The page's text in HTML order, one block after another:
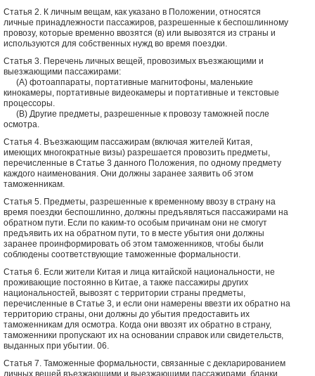
Статья 2. К личным вещам, как указано в Положении, относятся
личные принадлежности пассажиров, разрешенные к беспошлинному
провозу, которые временно ввозятся (в) или вывозятся из страны и
используются для собственных нужд во время поездки.
Статья 3. Перечень личных вещей, провозимых въезжающими и
выезжающими пассажирами:
(А) фотоаппараты, портативные магнитофоны, маленькие
кинокамеры, портативные видеокамеры и портативные и текстовые
процессоры.
(В) Другие предметы, разрешенные к провозу таможней после
осмотра.
Статья 4. Въезжающим пассажирам (включая жителей Китая,
имеющих многократные визы) разрешается провозить предметы,
перечисленные в Статье 3 данного Положения, по одному предмету
каждого наименования. Они должны заранее заявить об этом
таможенникам.
Статья 5. Предметы, разрешенные к временному ввозу в страну на
время поездки беспошлинно, должны предъявляться пассажирами на
обратном пути. Если по каким-то особым причинам они не смогут
предъявить их на обратном пути, то в месте убытия они должны
заранее проинформировать об этом таможенников, чтобы были
соблюдены соответствующие таможенные формальности.
Статья 6. Если жители Китая и лица китайской национальности, не
проживающие постоянно в Китае, а также пассажиры других
национальностей, вывозят с территории страны предметы,
перечисленные в Статье 3, и если они намерены ввезти их обратно на
территорию страны, они должны до убытия предоставить их
таможенникам для осмотра. Когда они ввозят их обратно в страну,
таможенники пропускают их на основании справок или свидетельств,
выданных при убытии. 06.
Статья 7. Таможенные формальности, связанные с декларированием
личных вещей въезжающими и выезжающими пассажирами, бланки